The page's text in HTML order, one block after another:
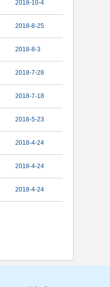
2018-10-4
2018-8-25
2018-8-3
2018-7-28
2018-7-18
2018-5-23
2018-4-24
2018-4-24
2018-4-24